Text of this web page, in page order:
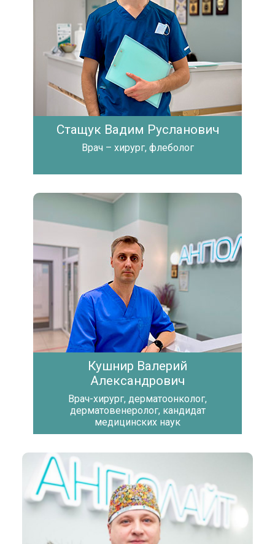
Стащук Вадим Русланович
Врач – хирург, флеболог
Кушнир Валерий
Александрович
Врач-хирург, дерматоонколог,
дерматовенеролог, кандидат
медицинских наук